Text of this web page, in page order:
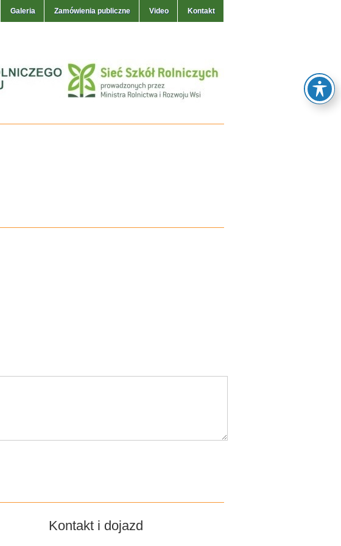
Galeria Zamówienia publiczne Video Kontakt
Kontakt i dojazd